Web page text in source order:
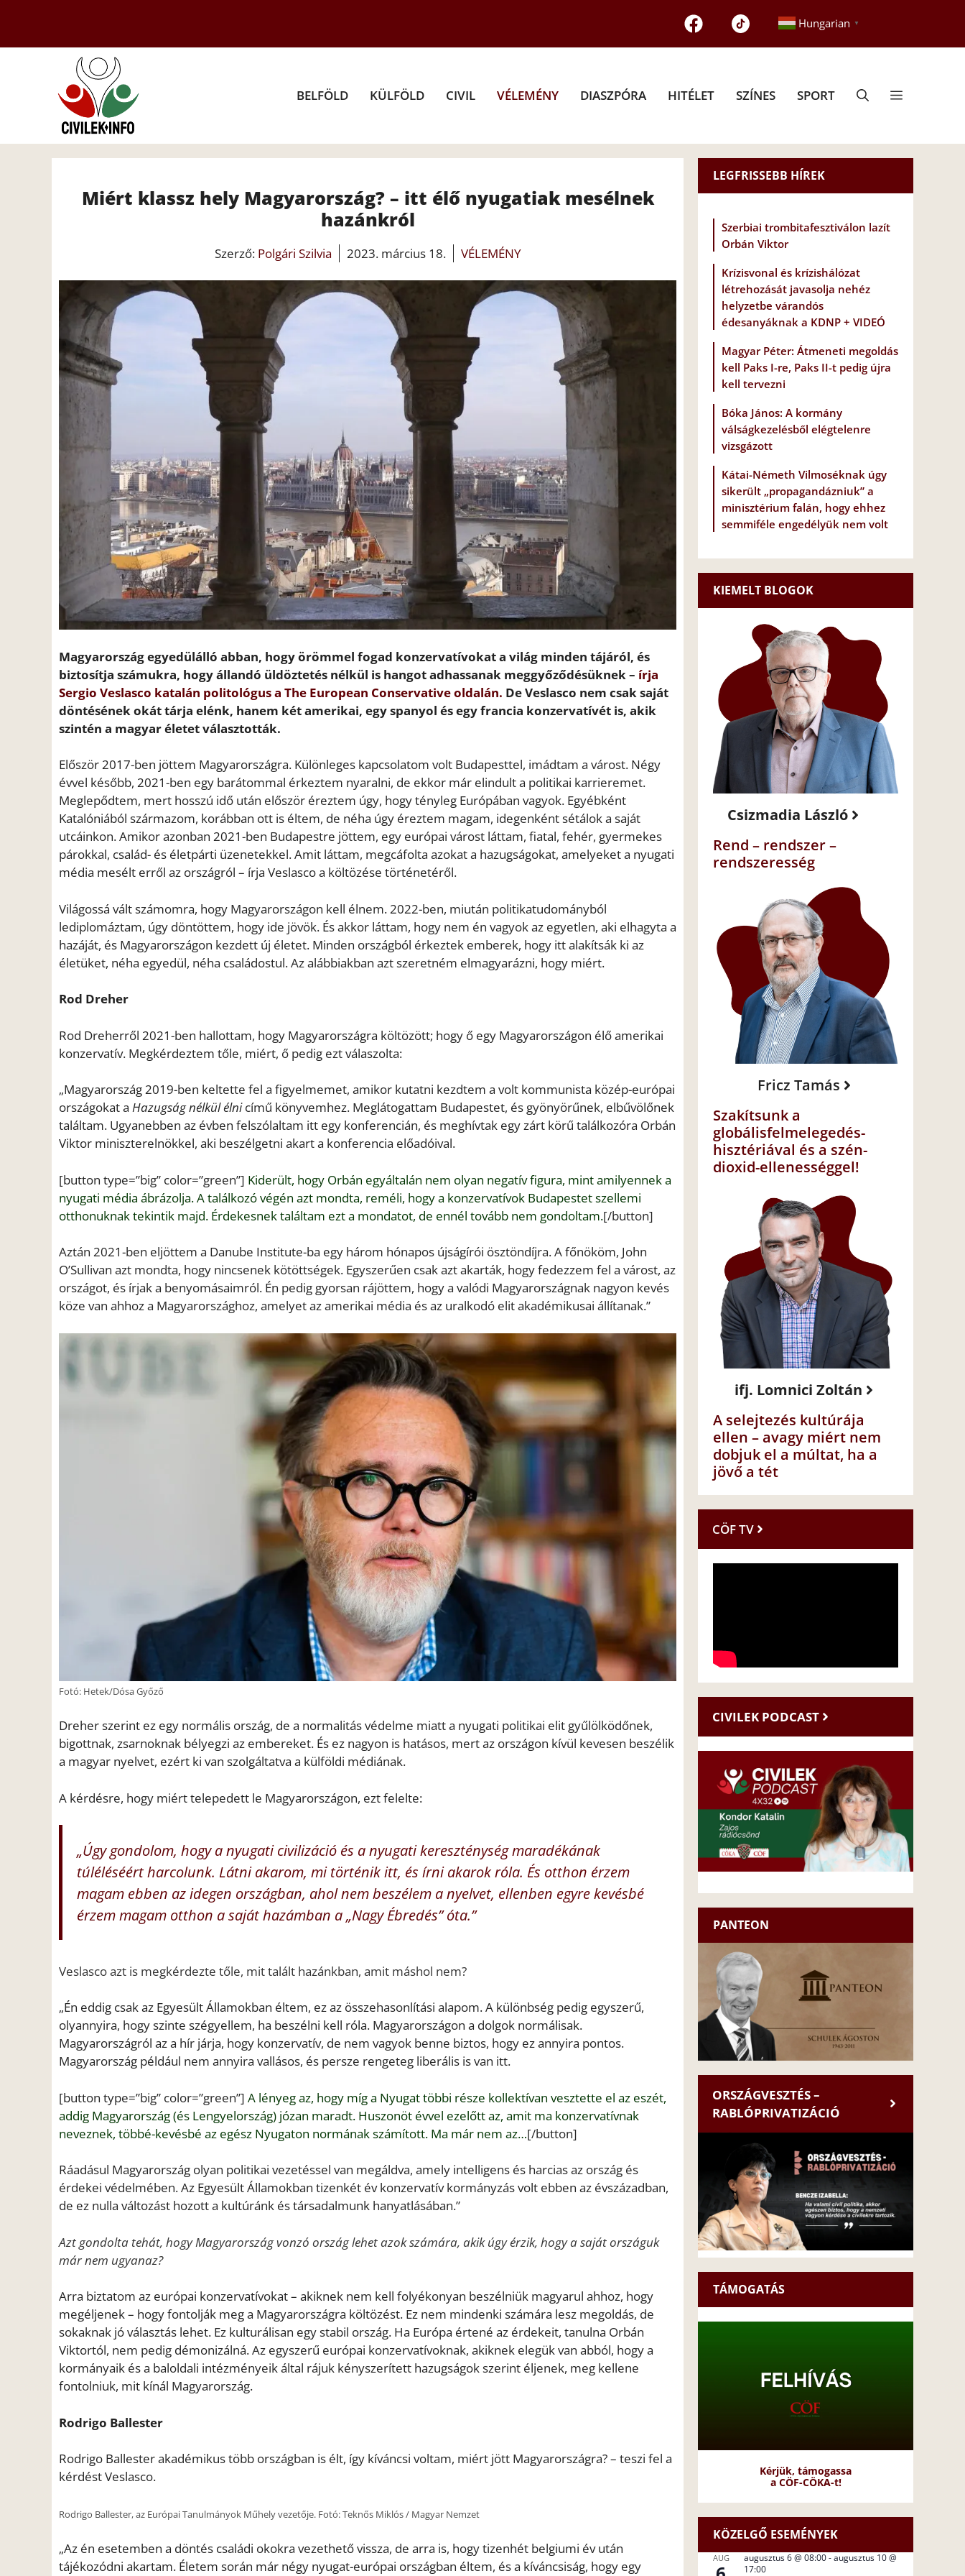
tartalomba
Hungarian ▼
BELFÖLD KÜLFÖLD CIVIL VÉLEMÉNY DIASZPÓRA HITÉLET SZÍNES SPORT
Miért klassz hely Magyarország? – itt élő nyugatiak mesélnek
hazánkról
Szerző: Polgári Szilvia 2023. március 18. VÉLEMÉNY
Magyarország egyedülálló abban, hogy örömmel fogad konzervatívokat a világ minden tájáról, és
biztosítja számukra, hogy állandó üldöztetés nélkül is hangot adhassanak meggyőződésüknek – írja
Sergio Veslasco katalán politológus a The European Conservative oldalán. De Veslasco nem csak saját
döntésének okát tárja elénk, hanem két amerikai, egy spanyol és egy francia konzervatívét is, akik
szintén a magyar életet választották.
Először 2017-ben jöttem Magyarországra. Különleges kapcsolatom volt Budapesttel, imádtam a várost. Négy
évvel később, 2021-ben egy barátommal érkeztem nyaralni, de ekkor már elindult a politikai karrieremet.
Meglepődtem, mert hosszú idő után először éreztem úgy, hogy tényleg Európában vagyok. Egyébként
Katalóniából származom, korábban ott is éltem, de néha úgy éreztem magam, idegenként sétálok a saját
utcáinkon. Amikor azonban 2021-ben Budapestre jöttem, egy európai várost láttam, fiatal, fehér, gyermekes
párokkal, család- és életpárti üzenetekkel. Amit láttam, megcáfolta azokat a hazugságokat, amelyeket a nyugati
média mesélt erről az országról – írja Veslasco a költözése történetéről.
Világossá vált számomra, hogy Magyarországon kell élnem. 2022-ben, miután politikatudományból
lediplomáztam, úgy döntöttem, hogy ide jövök. És akkor láttam, hogy nem én vagyok az egyetlen, aki elhagyta a
hazáját, és Magyarországon kezdett új életet. Minden országból érkeztek emberek, hogy itt alakítsák ki az
életüket, néha egyedül, néha családostul. Az alábbiakban azt szeretném elmagyarázni, hogy miért.
Rod Dreher
Rod Dreherről 2021-ben hallottam, hogy Magyarországra költözött; hogy ő egy Magyarországon élő amerikai
konzervatív. Megkérdeztem tőle, miért, ő pedig ezt válaszolta:
„Magyarország 2019-ben keltette fel a figyelmemet, amikor kutatni kezdtem a volt kommunista közép-európai
országokat a Hazugság nélkül élnicímű könyvemhez. Meglátogattam Budapestet, és gyönyörűnek, elbűvölőnek
találtam. Ugyanebben az évben felszólaltam itt egy konferencián, és meghívtak egy zárt körű találkozóra Orbán
Viktor miniszterelnökkel, aki beszélgetni akart a konferencia előadóival.
[button type=”big” color=”green”] Kiderült, hogy Orbán egyáltalán nem olyan negatív figura, mint amilyennek a
nyugati média ábrázolja. A találkozó végén azt mondta, reméli, hogy a konzervatívok Budapestet szellemi
otthonuknak tekintik majd. Érdekesnek találtam ezt a mondatot, de ennél tovább nem gondoltam.[/button]
Aztán 2021-ben eljöttem a Danube Institute-ba egy három hónapos újságírói ösztöndíjra. A főnököm, John
O’Sullivan azt mondta, hogy nincsenek kötöttségek. Egyszerűen csak azt akarták, hogy fedezzem fel a várost, az
országot, és írjak a benyomásaimról. Én pedig gyorsan rájöttem, hogy a valódi Magyarországnak nagyon kevés
köze van ahhoz a Magyarországhoz, amelyet az amerikai média és az uralkodó elit akadémikusai állítanak.”
Fotó: Hetek/Dósa Győző
Dreher szerint ez egy normális ország, de a normalitás védelme miatt a nyugati politikai elit gyűlölködőnek,
bigottnak, zsarnoknak bélyegzi az embereket. És ez nagyon is hatásos, mert az országon kívül kevesen beszélik
a magyar nyelvet, ezért ki van szolgáltatva a külföldi médiának.
A kérdésre, hogy miért telepedett le Magyarországon, ezt felelte:
„Úgy gondolom, hogy a nyugati civilizáció és a nyugati kereszténység maradékának
túléléséért harcolunk. Látni akarom, mi történik itt, és írni akarok róla. És otthon érzem
magam ebben az idegen országban, ahol nem beszélem a nyelvet, ellenben egyre kevésbé
érzem magam otthon a saját hazámban a „Nagy Ébredés” óta.”
Veslasco azt is megkérdezte tőle, mit talált hazánkban, amit máshol nem?
„Én eddig csak az Egyesült Államokban éltem, ez az összehasonlítási alapom. A különbség pedig egyszerű,
olyannyira, hogy szinte szégyellem, ha beszélni kell róla. Magyarországon a dolgok normálisak.
Magyarországról az a hír járja, hogy konzervatív, de nem vagyok benne biztos, hogy ez annyira pontos.
Magyarország például nem annyira vallásos, és persze rengeteg liberális is van itt.
[button type=”big” color=”green”] A lényeg az, hogy míg a Nyugat többi része kollektívan vesztette el az eszét,
addig Magyarország (és Lengyelország) józan maradt. Huszonöt évvel ezelőtt az, amit ma konzervatívnak
neveznek, többé-kevésbé az egész Nyugaton normának számított. Ma már nem az…[/button]
Ráadásul Magyarország olyan politikai vezetéssel van megáldva, amely intelligens és harcias az ország és
érdekei védelmében. Az Egyesült Államokban tizenkét év konzervatív kormányzás volt ebben az évszázadban,
de ez nulla változást hozott a kultúránk és társadalmunk hanyatlásában.”
Azt gondolta tehát, hogy Magyarország vonzó ország lehet azok számára, akik úgy érzik, hogy a saját országuk
már nem ugyanaz?
Arra biztatom az európai konzervatívokat – akiknek nem kell folyékonyan beszélniük magyarul ahhoz, hogy
megéljenek – hogy fontolják meg a Magyarországra költözést. Ez nem mindenki számára lesz megoldás, de
sokaknak jó választás lehet. Ez kulturálisan egy stabil ország. Ha Európa értené az érdekeit, tanulna Orbán
Viktortól, nem pedig démonizálná. Az egyszerű európai konzervatívoknak, akiknek elegük van abból, hogy a
kormányaik és a baloldali intézményeik által rájuk kényszerített hazugságok szerint éljenek, meg kellene
fontolniuk, mit kínál Magyarország.
Rodrigo Ballester
Rodrigo Ballester akadémikus több országban is élt, így kíváncsi voltam, miért jött Magyarországra? – teszi fel a
kérdést Veslasco.
Rodrigo Ballester, az Európai Tanulmányok Műhely vezetője. Fotó: Teknős Miklós / Magyar Nemzet
„Az én esetemben a döntés családi okokra vezethető vissza, de arra is, hogy tizenhét belgiumi év után
tájékozódni akartam. Életem során már négy nyugat-európai országban éltem, és a kíváncsiság, hogy egy
LEGFRISSEBB HÍREK
Szerbiai trombitafesztiválon lazít
Orbán Viktor
Krízisvonal és krízishálózat
létrehozását javasolja nehéz
helyzetbe várandós
édesanyáknak a KDNP + VIDEÓ
Magyar Péter: Átmeneti megoldás
kell Paks I-re, Paks II-t pedig újra
kell tervezni
Bóka János: A kormány
válságkezelésből elégtelenre
vizsgázott
Kátai-Németh Vilmoséknak úgy
sikerült „propagandázniuk” a
minisztérium falán, hogy ehhez
semmiféle engedélyük nem volt
KIEMELT BLOGOK
Csizmadia László
Rend – rendszer –
rendszeresség
Fricz Tamás
Szakítsunk a
globálisfelmelegedés-
hisztériával és a szén-
dioxid-ellenességgel!
ifj. Lomnici Zoltán
A selejtezés kultúrája
ellen – avagy miért nem
dobjuk el a múltat, ha a
jövő a tét
CÖF TV
CIVILEK PODCAST
PANTEON
ORSZÁGVESZTÉS –
RABLÓPRIVATIZÁCIÓ
TÁMOGATÁS
Kérjük, támogassa
a CÖF-CÖKA-t!
KÖZELGŐ ESEMÉNYEK
AUG augusztus 6 @ 08:00-augusztus 10 @
17:00